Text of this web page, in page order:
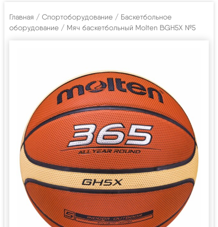
Главная / Спортоборудование / Баскетбольное
оборудование / Мяч баскетбольный Molten BGH5X №5